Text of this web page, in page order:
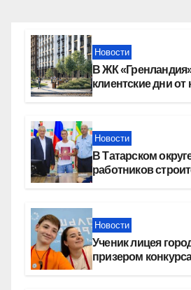
Новости
В ЖК
клиентские дни от
Новости
В Татарском
работников
Новости
Ученик лицея
призером